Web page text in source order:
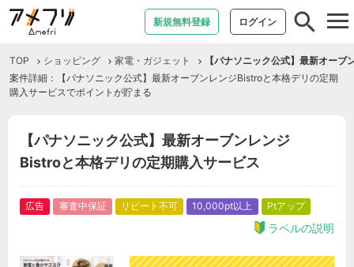
新規無料登録 ログイン
TOP ショッピング 家電・ガジェット
【パナソニック公式】最新オー
案件詳細：【パナソニック公式】最新オーブンレンジBistroと本格デリの定期
購入サービスでポイントが貯まる
【パナソニック公式】最新オーブンレンジ
Bistroと本格デリの定期購入サービス
広告 審査中保証 リピート不可 10,000pt以上 Ptアップ
ラベルの説明